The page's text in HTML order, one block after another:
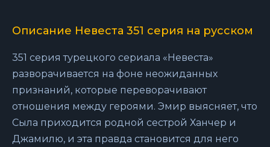
Описание Невеста 351 серия на русском
351 серия турецкого сериала «Невеста»
разворачивается на фоне неожиданных
признаний, которые переворачивают
отношения между героями. Эмир выясняет, что
Сыла приходится родной сестрой Ханчер и
Джамилю, и эта правда становится для него